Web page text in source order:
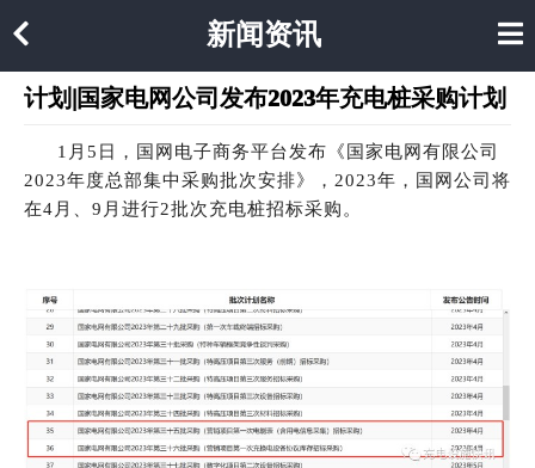
新闻资讯
计划|国家电网公司发布2023年充电桩采购计划
1月5日，国网电子商务平台发布《国家电网有限公司
2023年度总部集中采购批次安排》，2023年，国网公司将
在4月、9月进行2批次充电桩招标采购。